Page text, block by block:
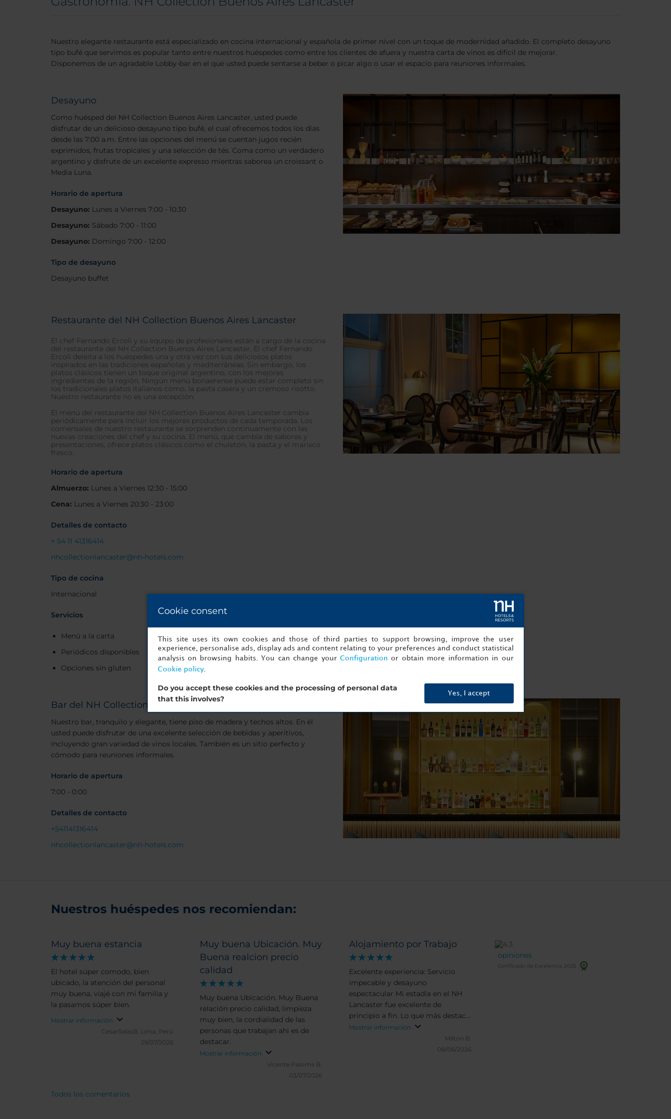
Nuestro elegante restaurante está especializado en cocina internacional y española de primer nivel con un toque de modernidad añadido. El completo desayuno
tipo bufé que servimos es popular tanto entre nuestros huéspedes como entre los clientes de afuera y nuestra carta de vinos es difícil de mejorar.
Disponemos de un agradable Lobby-bar en el que usted puede sentarse a beber o picar algo o usar el espacio para reuniones informales.
Desayuno
Como huésped del NH Collection Buenos Aires Lancaster, usted puede
disfrutar de un delicioso desayuno tipo bufé, el cual ofrecemos todos los días
desde las 7:00 a.m. Entre las opciones del menú se cuentan jugos recién
exprimidos, frutas tropicales y una selección de tés. Coma como un verdadero
argentino y disfrute de un excelente expresso mientras saborea un croissant o
Media Luna.
Horario de apertura
Desayuno: Lunes a Viernes 7:00 - 10:30
Desayuno: Sábado 7:00 - 11:00
Desayuno: Domingo 7:00 - 12:00
Tipo de desayuno
Desayuno buffet
Restaurante del NH Collection Buenos Aires Lancaster
El chef Fernando Ercoli y su equipo de profesionales están a cargo de la cocina
del restaurante del NH Collection Buenos Aires Lancaster. El chef Fernando
Ercoli deleita a los huéspedes una y otra vez con sus deliciosos platos
inspirados en las tradiciones españolas y mediterráneas. Sin embargo, los
platos clásicos tienen un toque original argentino, con los mejores
ingredientes de la región. Ningún menú bonaerense puede estar completo sin
los tradicionales platos italianos como, la pasta casera y un cremoso risotto.
Nuestro restaurante no es una excepción.
El menú del restaurante del NH Collection Buenos Aires Lancaster cambia
periódicamente para incluir los mejores productos de cada temporada. Los
comensales de nuestro restaurante se sorprenden continuamente con las
nuevas creaciones del chef y su cocina. El menú, que cambia de sabores y
presentaciones, ofrece platos clásicos como el chuletón, la pasta y el marisco
fresco.
Horario de apertura
Almuerzo: Lunes a Viernes 12:30 - 15:00
Cena: Lunes a Viernes 20:30 - 23:00
Detalles de contacto
+ 54 11 41316414
nhcollectionlancaster@nh-hotels.com
Tipo de cocina
Internacional
Servicios
Menú a la carta
Periódicos disponibles
Opciones sin gluten
Bar del NH Collection Buenos Aires Lancaster
Nuestro bar, tranquilo y elegante, tiene piso de madera y techos altos. En él
usted puede disfrutar de una excelente selección de bebidas y aperitivos,
incluyendo gran variedad de vinos locales. También es un sitio perfecto y
cómodo para reuniones informales.
Horario de apertura
7:00 - 0:00
Detalles de contacto
+541141316414
nhcollectionlancaster@nh-hotels.com
Nuestros huéspedes nos recomiendan:
Muy buena estancia
El hotel súper comodo, bien
ubicado, la atención del personal
muy buena, viajé con mi familia y
la pasamos súper bien.
Mostrar información
CesarSalasB. Lima, Perú
29/07/2026
Muy buena Ubicación. Muy
Buena realcion precio
calidad
Muy buena Ubicación. Muy Buena
relación precio calidad, limpieza
muy bien, la cordialidad de las
personas que trabajan ahi es de
destacar.
Mostrar información
Vicente Paloma B.
03/07/2026
Alojamiento por Trabajo
Excelente experiencia: Servicio
impecable y desayuno
espectacular Mi estadía en el NH
Lancaster fue excelente de
principio a fin. Lo que más destaco
es la atención de su gente; todo el
personal, desde recepción hasta el
comedor, es sumamente amable,
Mostrar información
Milton B.
08/06/2026
opiniones
Certificado de Excelencia 2025
Todos los comentarios
Cookie consent
This site uses its own cookies and those of third parties to support browsing, improve the user
experience, personalise ads, display ads and content relating to your preferences and conduct statistical
analysis on browsing habits. You can change your Configuration or obtain more information in our
Cookie policy.
Do you accept these cookies and the processing of personal data
that this involves?
Yes, I accept